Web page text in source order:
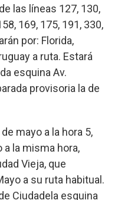
las líneas 127, 130,
169, 175, 191, 330,
por: Florida,
a ruta. Estará
esquina Av.
provisoria la de
mayo a la hora 5,
a la misma hora,
Vieja, que
a su ruta habitual.
Ciudadela esquina